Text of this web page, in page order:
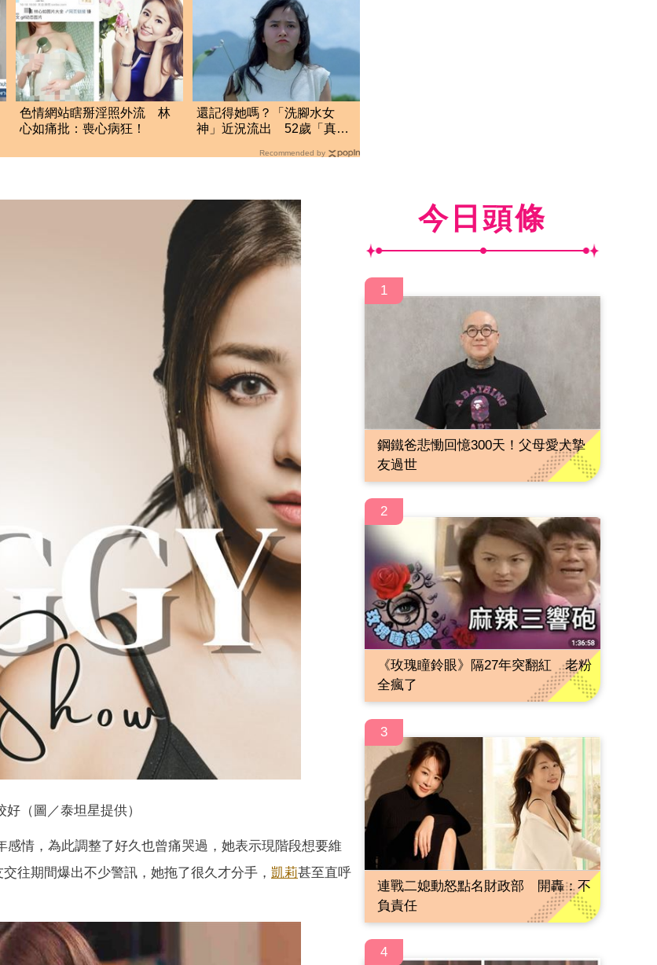
色情網站瞎掰淫照外流 林
心如痛批：喪心病狂！
還記得她嗎？「洗腳水女
神」近況流出 52歲「真實
Recommended by
好（圖／泰坦星提供）
感情，為此調整了好久也曾痛哭過，她表示現階段想要維
往期間爆出不少警訊，她拖了很久才分手， 凱莉甚至直呼
今日頭條
1
鋼鐵爸悲慟回憶300天！父母愛犬摯
友過世
2
《玫瑰瞳鈴眼》隔27年突翻紅 老粉
全瘋了
3
連戰二媳動怒點名財政部 開轟：不
負責任
4